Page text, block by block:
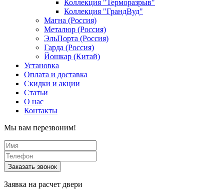
Коллекция "Терморазрыв"
Коллекция "ГрандВуд"
Магна (Россия)
Металюр (Россия)
ЭльПорта (Россия)
Гарда (Россия)
Йошкар (Китай)
Установка
Оплата и доставка
Скидки и акции
Статьи
О нас
Контакты
Мы вам перезвоним!
Заявка на расчет двери